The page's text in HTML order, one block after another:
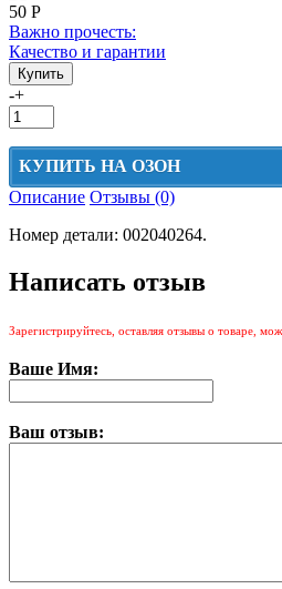
50 Р
Важно прочесть:
Качество и гарантии
-+
КУПИТЬ НА ОЗОН
Цена на Озон включает доставку,
Этот товар можно приобрести на Озон.
Описание Отзывы (0)
Номер детали: 002040264.
Написать отзыв
Зарегистрируйтесь, оставляя отзывы о товаре,
Ваше Имя:
Ваш отзыв: